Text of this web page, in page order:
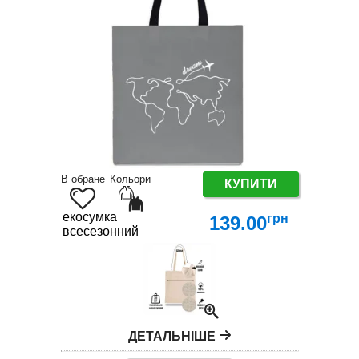
В обране Кольори КУПИТИ
екосумка
всесезонний
139.00грн
ДЕТАЛЬНІШЕ